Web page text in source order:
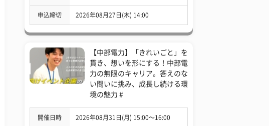
申込締切 2026年08月27日(木) 14:00
【中部電力】「きれいごと」を
貫き、想いを形にする！中部電
力の無限のキャリア。答えのな
い問いに挑み、成長し続ける環
境の魅力 #
開催日時 2026年08月31日(月) 15:00〜16:00